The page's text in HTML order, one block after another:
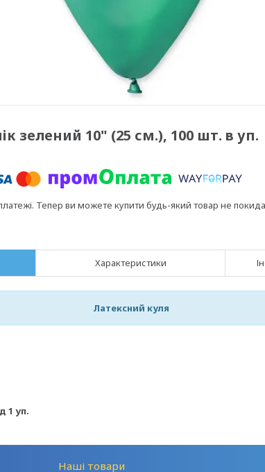
зелений 10" (25 см.), 100 шт. в уп.
Тепер ви можете купити будь-який товар не
Характеристики
Латексний куля
1 уп.
Наші товари